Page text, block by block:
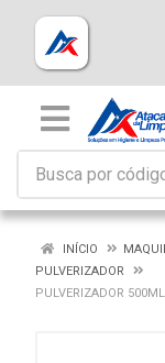
INÍCIO
PULVERIZADOR
PULVERIZADOR